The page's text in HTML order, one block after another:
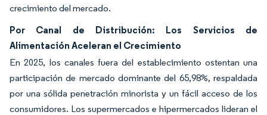
crecimiento del mercado.
Por Canal de Distribución: Los Servicios de
Alimentación Aceleran el Crecimiento
En 2025, los canales fuera del establecimiento ostentan una
participación de mercado dominante del 65,98%, respaldada
por una sólida penetración minorista y un fácil acceso de los
consumidores. Los supermercados e hipermercados lideran el